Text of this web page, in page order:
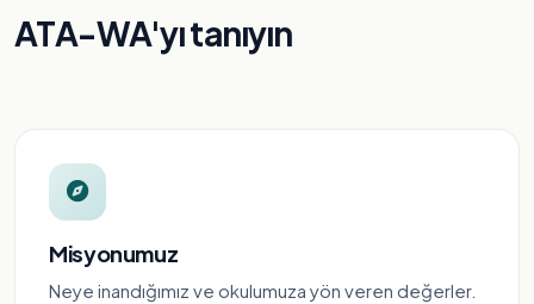
ATA-WA'yı tanıyın
Misyonumuz
Neye inandığımız ve okulumuza yön veren değerler.